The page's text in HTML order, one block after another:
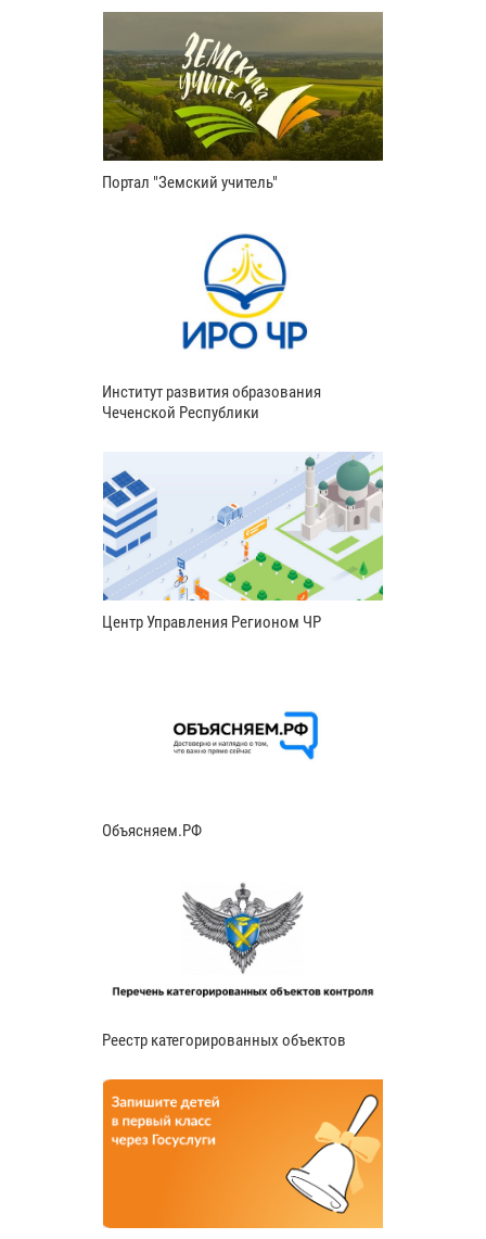
Портал "Земский учитель"
Институт развития образования
Чеченской Республики
Центр Управления Регионом ЧР
Объясняем.РФ
Реестр категорированных объектов